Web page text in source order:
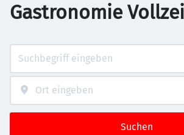
Gastronomie
Suchen